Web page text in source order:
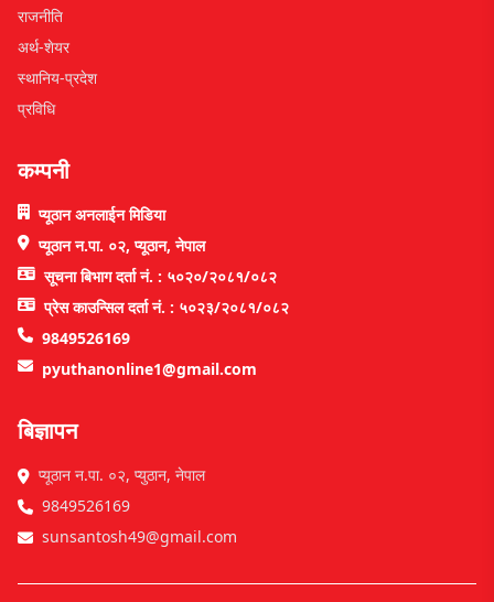
राजनीति
अर्थ-शेयर
स्थानिय-प्रदेश
प्रविधि
कम्पनी
प्यूठान अनलाईन मिडिया
प्यूठान न.पा. ०२, प्यूठान, नेपाल
सूचना बिभाग दर्ता नं. : ५०२०/२०८१/०८२
प्रेस काउन्सिल दर्ता नं. : ५०२३/२०८१/०८२
9849526169
pyuthanonline1@gmail.com
बिज्ञापन
प्यूठान न.पा. ०२, प्युठान, नेपाल
9849526169
sunsantosh49@gmail.com